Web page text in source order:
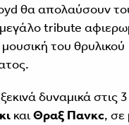
θα απολαύσουν
tribute
του θρυλικού
δυναμικά στις
καιΘραξ Πανκc, σε